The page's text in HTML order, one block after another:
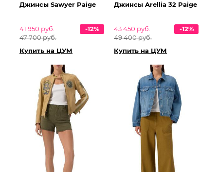
Джинсы Sawyer Paige
41 950 руб.
47 700 руб.
-12%
Купить на ЦУМ
Джинсы Arellia 32 Paige
43 450 руб.
49 400 руб.
-12%
Купить на ЦУМ